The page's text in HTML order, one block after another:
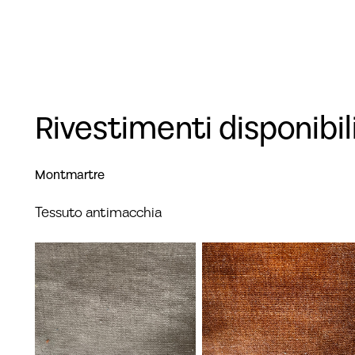
Rivestimenti
Montmartre
Tessuto antimacchia